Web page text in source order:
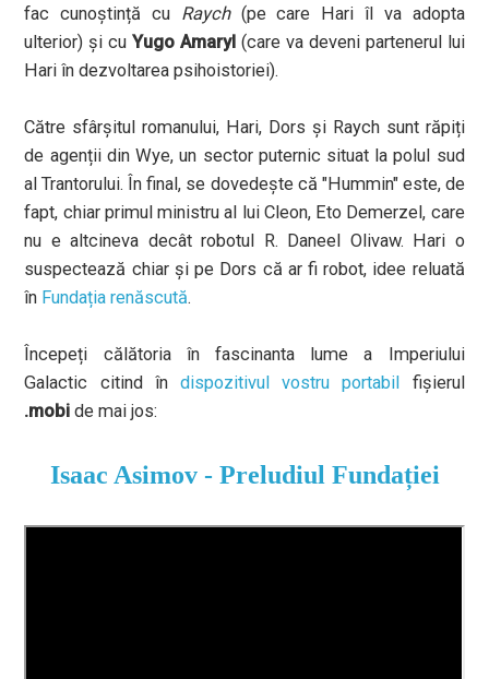
fac cunoștință cu Raych(pe care Hari îl va adopta
ulterior) și cuYugo Amaryl (care va deveni partenerul lui
Hari în dezvoltarea psihoistoriei).
Către sfârșitul romanului, Hari, Dors și Raych sunt răpiți
de agenții din Wye, un sector puternic situat la polul sud
al Trantorului. În final, se dovedește că "Hummin" este, de
fapt, chiar primul ministru al lui Cleon, Eto Demerzel, care
nu e altcineva decât robotul R. Daneel Olivaw. Hari o
suspectează chiar și pe Dors că ar fi robot, idee reluată
în Fundația renăscută.
Începeți călătoria în fascinanta lume a Imperiului
Galactic citind în dispozitivul vostru portabil fișierul
.mobi de mai jos:
Isaac Asimov - Preludiul Fundației